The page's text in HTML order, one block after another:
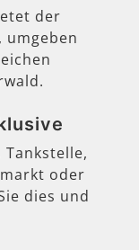
der
umgeben
Tankstelle,
oder
dies und